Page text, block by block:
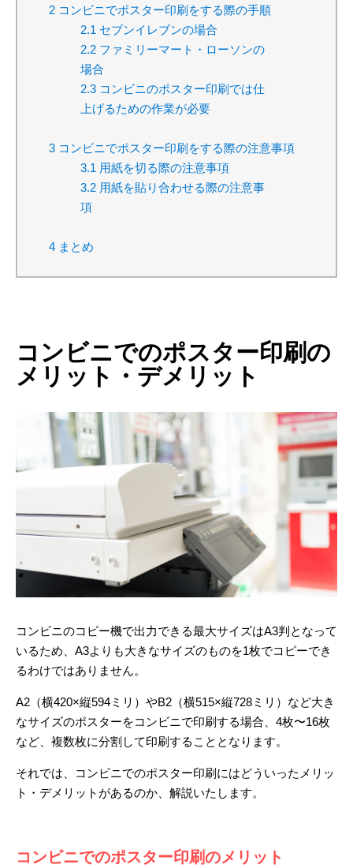
2 コンビニでポスター印刷をする際の手順
2.1 セブンイレブンの場合
2.2 ファミリーマート・ローソンの
場合
2.3 コンビニのポスター印刷では仕
上げるための作業が必要
3 コンビニでポスター印刷をする際の注意事項
3.1 用紙を切る際の注意事項
3.2 用紙を貼り合わせる際の注意事
項
4 まとめ
コンビニでのポスター印刷の
メリット・デメリット
コンビニのコピー機で出力できる最大サイズはA3判となって
いるため、A3よりも大きなサイズのものを1枚でコピーでき
るわけではありません。
A2（横420×縦594ミリ）やB2（横515×縦728ミリ）など大き
なサイズのポスターをコンビニで印刷する場合、4枚〜16枚
など、複数枚に分割して印刷することとなります。
それでは、コンビニでのポスター印刷にはどういったメリッ
ト・デメリットがあるのか、解説いたします。
コンビニでのポスター印刷のメリット